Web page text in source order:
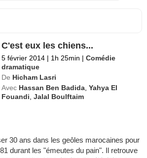
C'est eux les chiens...
5 février 2014 | 1h 25min | Comédie
dramatique
De Hicham Lasri
Avec Hassan Ben Badida ,Yahya El
Fouandi ,Jalal Boulftaim
30 ans dans les geôles marocaines pour
durant les "émeutes du pain". Il retrouve